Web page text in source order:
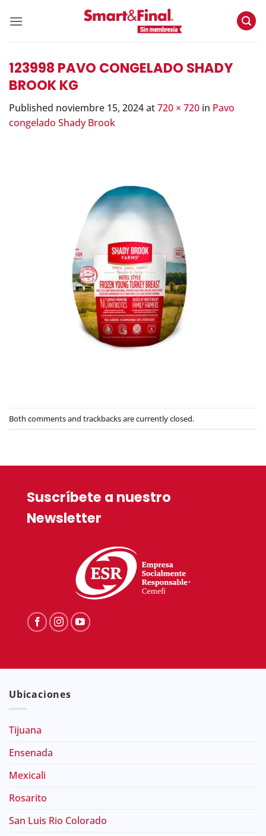
123998 PAVO CONGELADO SHADY
BROOK KG
Published noviembre 15, 2024at720 × 720 in Pavo
congelado Shady Brook
Both comments and trackbacks are currently closed.
Suscríbete a nuestro
Newsletter
Ubicaciones
Tijuana
Ensenada
Mexicali
Rosarito
San Luis Rio Colorado